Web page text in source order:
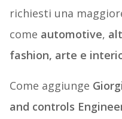
richiesti una
come automotive,
fashion, arte e
Come aggiunge
and controls